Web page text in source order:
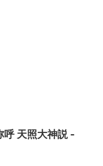
呼 天照大神説 -